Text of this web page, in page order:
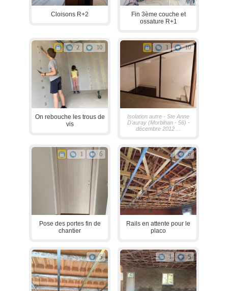
Cloisons R+2
Fin 3ème couche et
ossature R+1
2 10
On rebouche les trous de
vis
1 10
Isolation autre - Ste Anne
D'auray (Morbihan - 56) -
décembre 2012 ...
1 6
Pose des portes fin de
chantier
6
Rails en attente pour le
placo
5 1 5